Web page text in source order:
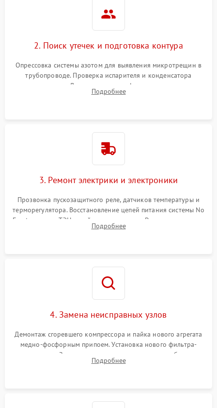
2. Поиск утечек и подготовка контура
Опрессовка системы азотом для выявления микротрещин в
трубопроводе. Проверка испарителя и конденсатора
течеискателем. Демонтаж старого фильтра-осушителя и
продувка капиллярной трубки для устранения засоров.
Подробнее
3. Ремонт электрики и электроники
Прозвонка пускозащитного реле, датчиков температуры и
терморегулятора. Восстановление цепей питания системы No
Frost, включая ТЭН оттайки и вентилятор. Ремонт или замена
платы управления при сбоях алгоритмов.
Подробнее
4. Замена неисправных узлов
Демонтаж сгоревшего компрессора и пайка нового агрегата
медно-фосфорным припоем. Установка нового фильтра-
осушителя. Замена изношенных вентиляторов обдува,
сломанных заслонок или поврежденных дверных петель.
Подробнее